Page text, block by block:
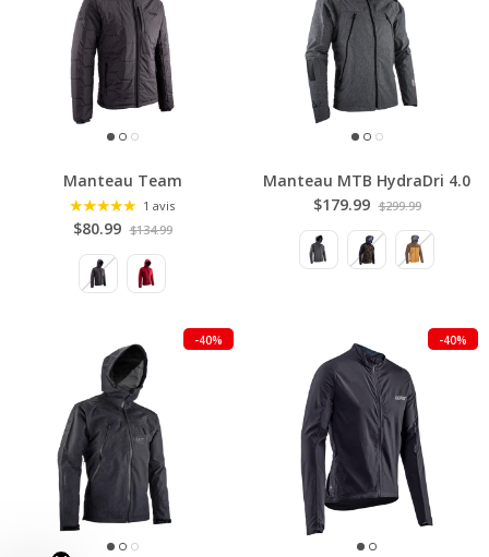
Manteau Team
1 avis
$80.99 $134.99
Manteau MTB HydraDri 4.0
$179.99 $299.99
-40% -40%